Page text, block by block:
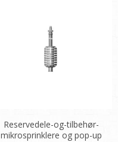
Reservedele-og-tilbehør-
mikrosprinklere og pop-up